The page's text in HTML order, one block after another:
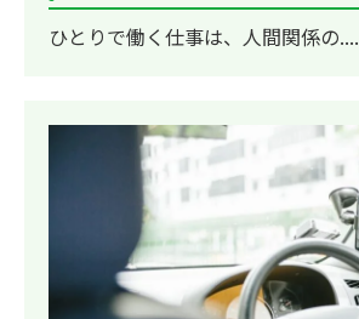
ひとりで働く仕事は、人間関係の....